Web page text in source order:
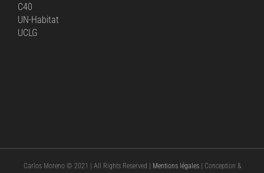
C40
UN-Habitat
UCLG
Carlos Moreno © 2021 | All Rights Reserved | Mentions légales| Conception &